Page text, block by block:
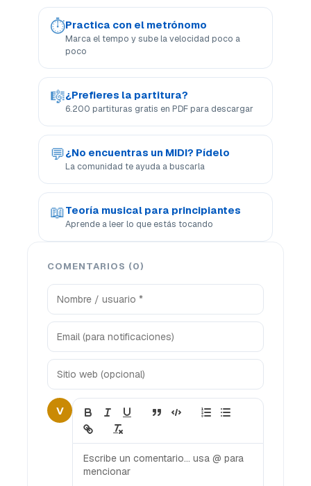
⏱Practica con el metrónomo
Marca el tempo y sube la velocidad poco a
poco
🎼¿Prefieres la partitura?
6.200 partituras gratis en PDF para descargar
💬¿No encuentras un MIDI? Pídelo
La comunidad te ayuda a buscarla
📖Teoría musical para principiantes
Aprende a leer lo que estás tocando
COMENTARIOS (0)
V